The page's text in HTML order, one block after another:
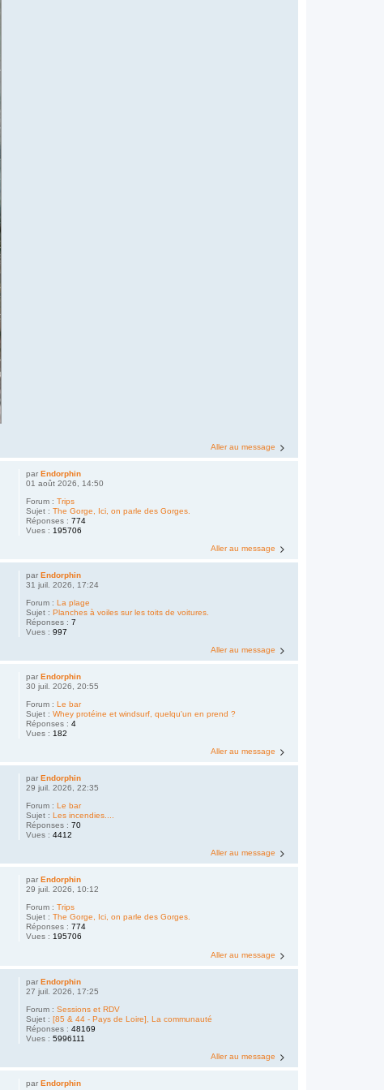
Aller au message
parEndorphin
01 août 2026, 14:50
Forum :Trips
Sujet :The Gorge, Ici, on parle des Gorges.
Réponses :774
Vues : 195706
Aller au message
parEndorphin
31 juil. 2026, 17:24
Forum :La plage
Sujet :Planches à voiles sur les toits de voitures.
Réponses :7
Vues :997
Aller au message
parEndorphin
30 juil. 2026, 20:55
Forum :Le bar
Sujet :Whey protéine et windsurf, quelqu'un en prend ?
Réponses :4
Vues : 182
Aller au message
parEndorphin
29 juil. 2026, 22:35
Forum :Le bar
Sujet :Les incendies....
Réponses :70
Vues :4412
Aller au message
par Endorphin
29 juil. 2026, 10:12
Forum :Trips
Sujet :The Gorge, Ici, on parle des Gorges.
Réponses :774
Vues :195706
Aller au message
parEndorphin
27 juil. 2026, 17:25
Forum :Sessions et RDV
Sujet :[85 & 44 - Pays de Loire], La communauté
Réponses :48169
Vues :5996111
Aller au message
parEndorphin